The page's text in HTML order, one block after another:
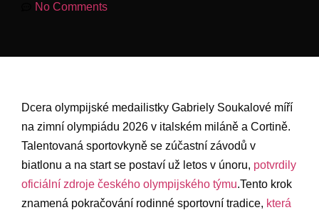
No Comments
Dcera olympijské medailistky Gabriely Soukalové míří
na zimní olympiádu 2026 v italském miláně a Cortině.
Talentovaná sportovkyně se zúčastní závodů v
biatlonu a na start se postaví už letos v únoru, potvrdily
oficiální zdroje českého olympijského týmu.Tento krok
znamená pokračování rodinné sportovní tradice, která